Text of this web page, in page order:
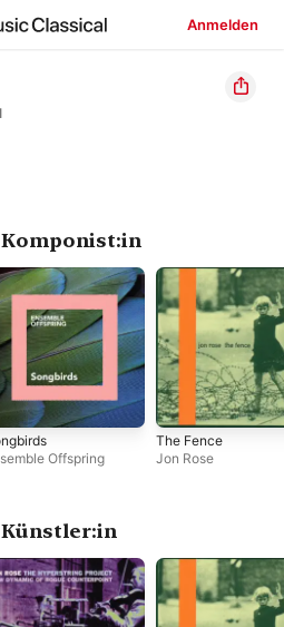
Anmelden
Komponist:in
Offspring
The Fence
Jon Rose
Künstler:in